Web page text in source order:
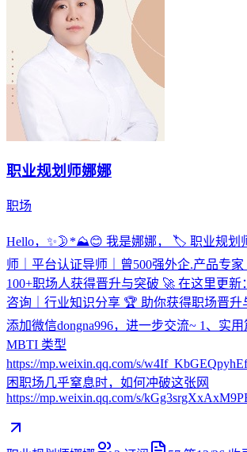
职业规划师娜娜
职场
Hello，✨🌛*⛰️😊 我是娜娜， 🏷️ 职业规划
师｜平台认证导师｜曾500强外企.产品专
100+职场人获得晋升与突破 🚀 在这里更新
咨询｜行业知识分享 🏆 助你获得职场晋升
添加微信dongna996，进一步交流~ 1、实
MBTI 类型
https://mp.weixin.qq.com/s/
困职场几乎窒息时，如何冲破这张网
https://mp.weixin.qq.com/s/